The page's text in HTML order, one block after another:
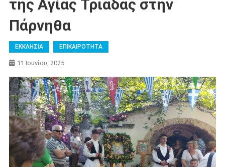
της Αγίας Τριάδας στην
Πάρνηθα
ΕΚΚΛΗΣΙΑ ΕΠΙΚΑΙΡΟΤΗΤΑ
11 Ιουνίου, 2025